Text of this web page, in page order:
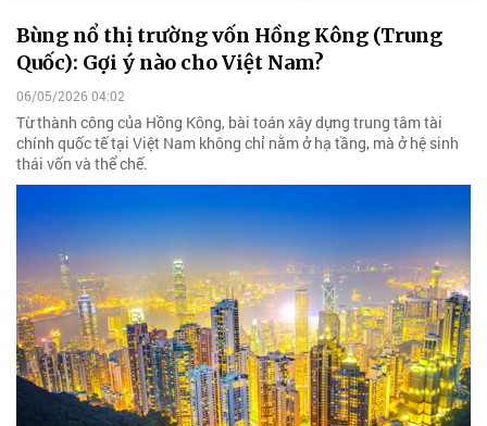
Bùng nổ thị trường vốn Hồng Kông (Trung
Quốc): Gợi ý nào cho Việt Nam?
06/05/2026 04:02
Từ thành công của Hồng Kông, bài toán xây dựng trung tâm tài
chính quốc tế tại Việt Nam không chỉ nằm ở hạ tầng, mà ở hệ sinh
thái vốn và thể chế.